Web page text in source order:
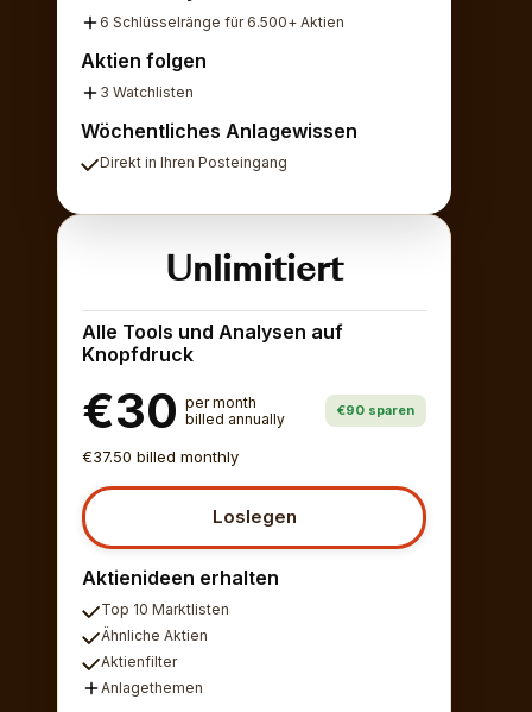
6 Schlüsselränge für 6.500+ Aktien
Aktien folgen
3 Watchlisten
Wöchentliches Anlagewissen
Direkt in Ihren Posteingang
Unlimitiert
Alle Tools und Analysen auf
Knopfdruck
€30 per month
billed annually
€90 sparen
€37.50 billed monthly
Loslegen
Aktienideen erhalten
Top 10 Marktlisten
Ähnliche Aktien
Aktienfilter
Anlagethemen